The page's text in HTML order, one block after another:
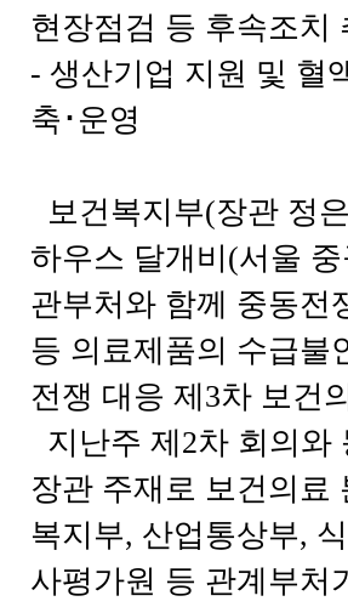
현장점검 등 후속조치
- 생산기업 지원 및 혈
축･운영
보건복지부(장관 정
하우스 달개비(서울
관부처와 함께 중동전
등 의료제품의 수급불
전쟁 대응 제3차 보건
지난주 제2차 회의와
장관 주재로 보건의료
복지부, 산업통상부,
사평가원 등 관계부처